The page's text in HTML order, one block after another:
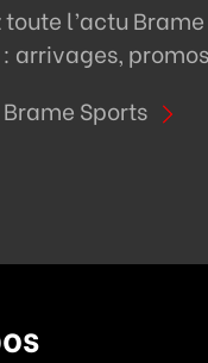
l’actu
arrivages,
Sports